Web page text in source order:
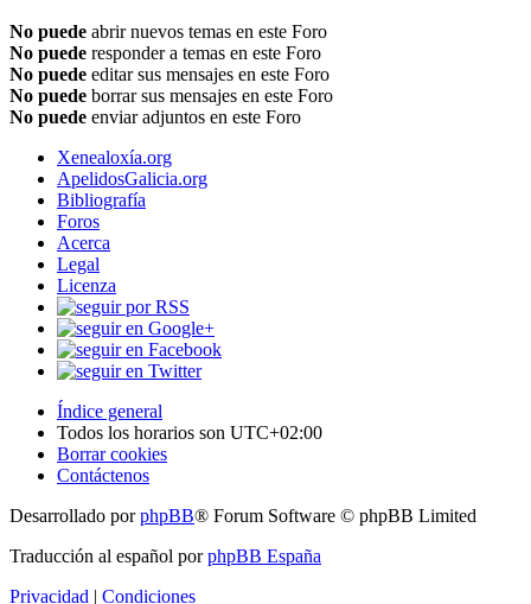
No puede abrir nuevos temas en este Foro
No puede responder a temas en este Foro
No puede editar sus mensajes en este Foro
No puede borrar sus mensajes en este Foro
No puede enviar adjuntos en este Foro
Xenealoxía.org
ApelidosGalicia.org
Bibliografía
Foros
Acerca
Legal
Licenza
Índice general
Todos los horarios son UTC+02:00
Borrar cookies
Contáctenos
Desarrollado porphpBB® Forum Software © phpBB Limited
Traducción al español porphpBB España
Privacidad | Condiciones